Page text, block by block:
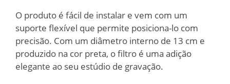
O produto é fácil de instalar e vem com um
suporte flexível que permite posiciona-lo com
precisão. Com um diâmetro interno de 13 cm e
produzido na cor preta, o filtro é uma adição
elegante ao seu estúdio de gravação.